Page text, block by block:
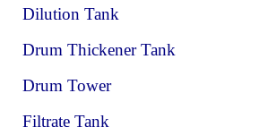
Dilution Tank
Drum Thickener Tank
Drum Tower
Filtrate Tank